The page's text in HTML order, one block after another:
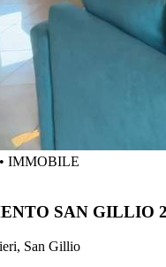
IMMOBILE
SAN GILLIO
San Gillio